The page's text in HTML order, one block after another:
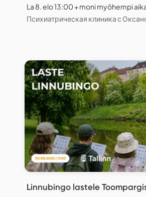
La 8. elo 13:00 + moni myöhempi
Психиатрическая клиника с
Linnubingo lastele